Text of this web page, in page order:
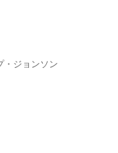
ジョンソン